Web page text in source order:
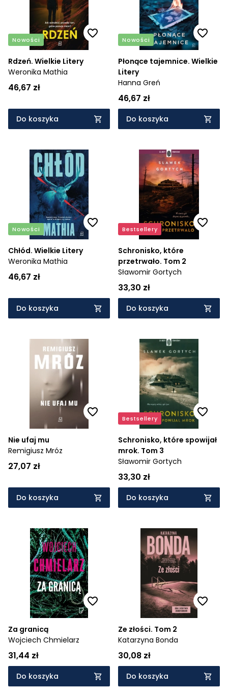
Nowości
Rdzeń. Wielkie Litery
Weronika Mathia
46,67 zł
Do koszyka
Nowości
Płonące tajemnice. Wielkie
Litery
Hanna Greń
46,67 zł
Do koszyka
Nowości
Chłód. Wielkie Litery
Weronika Mathia
46,67 zł
Do koszyka
Bestsellery
Schronisko, które
przetrwało. Tom 2
Sławomir Gortych
33,30 zł
Do koszyka
Nie ufaj mu
Remigiusz Mróz
27,07 zł
Do koszyka
Bestsellery
Schronisko, które spowijał
mrok. Tom 3
Sławomir Gortych
33,30 zł
Do koszyka
Za granicą
Wojciech Chmielarz
31,44 zł
Do koszyka
Ze złości. Tom 2
Katarzyna Bonda
30,08 zł
Do koszyka